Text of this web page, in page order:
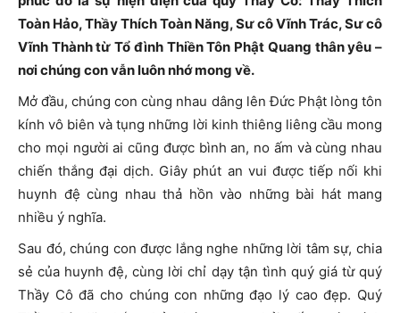
Toàn Hảo, Thầy Thích Toàn Năng, Sư cô Vĩnh Trác, Sư cô
Vĩnh Thành từ Tổ đình Thiền Tôn Phật Quang thân yêu –
nơi chúng con vẫn luôn nhớ mong về.
Mở đầu, chúng con cùng nhau dâng lên Đức Phật lòng tôn
kính vô biên và tụng những lời kinh thiêng liêng cầu mong
cho mọi người ai cũng được bình an, no ấm và cùng nhau
chiến thắng đại dịch. Giây phút an vui được tiếp nối khi
huynh đệ cùng nhau thả hồn vào những bài hát mang
nhiều ý nghĩa.
Sau đó, chúng con được lắng nghe những lời tâm sự, chia
sẻ của huynh đệ, cùng lời chỉ dạy tận tình quý giá từ quý
Thầy Cô đã cho chúng con những đạo lý cao đẹp. Quý